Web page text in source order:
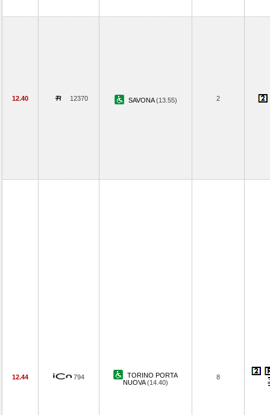
12.40 12370 SAVONA(13.55) 2
12.44 794
TORINO PORTA
NUOVA(14.40)
8